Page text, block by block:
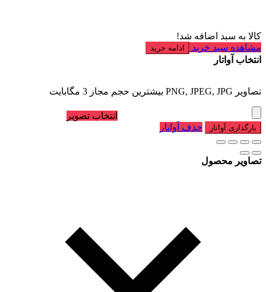
کالا به سبد اضافه شد!
مشاهده سبد خرید
ادامه خرید
انتخاب آواتار
تصاویر PNG, JPEG, JPG بیشترین حجم مجاز 3 مگابایت
انتخاب تصویر
بارگذاری آواتار حذف آواتار
تصاویر محصول